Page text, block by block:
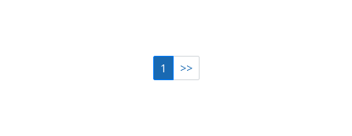
1 >>